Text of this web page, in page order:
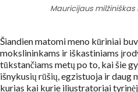
Mauricijaus milžiniškas
Šiandien matomi meno kūriniai
mokslininkams ir iškastiniams
tūkstančiams metų po to, kai šie
išnykusių rūšių, egzistuoja ir daug
kurias kai kurie iliustratoriai